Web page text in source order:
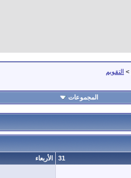
> التقويم
المجموعات
31 الأربعاء